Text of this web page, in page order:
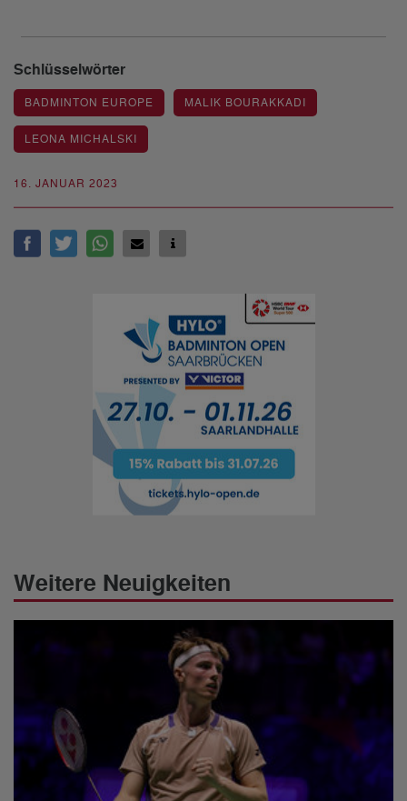
16. JANUAR 2023
Schlüsselwörter
BADMINTON EUROPE MALIK BOURAKKADI
LEONA MICHALSKI
Weitere Neuigkeiten